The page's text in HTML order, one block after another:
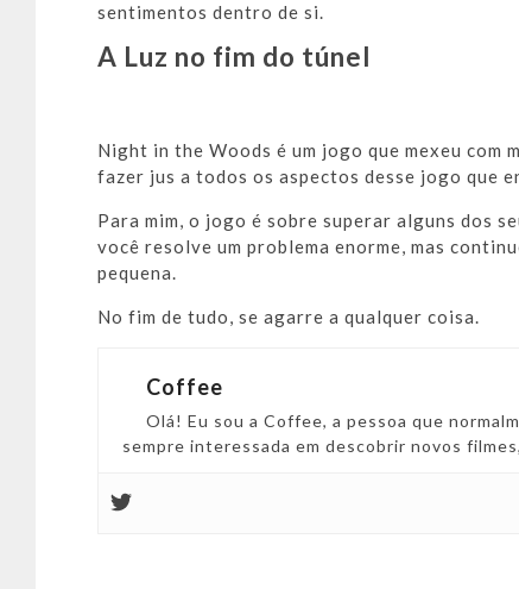
sentimentos dentro de si.
A Luz no fim do túnel
Night in the Woods é um jogo que mexeu com
fazer jus a todos os aspectos desse jogo que
Para mim, o jogo é sobre superar alguns dos
você resolve um problema enorme, mas
pequena.
No fim de tudo, se agarre a qualquer coisa.
Coffee
Olá! Eu sou a Coffee, a pessoa que
sempre interessada em descobrir novos